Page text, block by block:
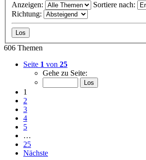
Anzeigen:
Sortiere nach:
Richtung:
606 Themen
Seite 1 von 25
Gehe zu Seite:
1
2
3
4
5
…
25
Nächste